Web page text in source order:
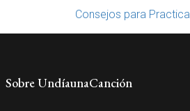
Consejos para
Sobre UndíaunaCanción